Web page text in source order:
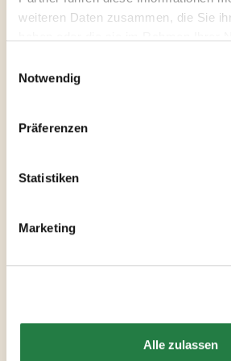
weiteren Daten zusammen, die Sie
Notwendig
Präferenzen
Statistiken
Marketing
Alle zulassen
Schwierig zuzubereiten?
Du wirst sehen: Dieses Gewürz
Kochalltag sein. Probier’s aus!
Nährwerte